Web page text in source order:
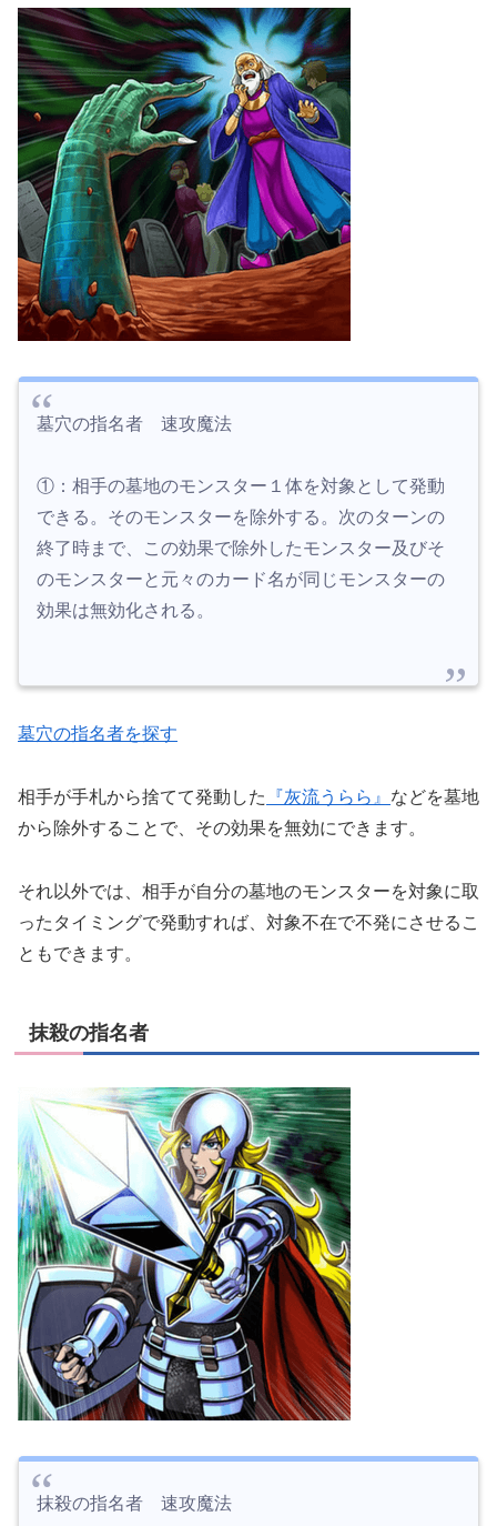
墓穴の指名者 速攻魔法
①：相手の墓地のモンスター１体を対象として発動
できる。そのモンスターを除外する。次のターンの
終了時まで、この効果で除外したモンスター及びそ
のモンスターと元々のカード名が同じモンスターの
効果は無効化される。
墓穴の指名者を探す
相手が手札から捨てて発動した 『灰流うらら』 などを墓地
から除外することで、その効果を無効にできます。
それ以外では、相手が自分の墓地のモンスターを対象に取
ったタイミングで発動すれば、対象不在で不発にさせるこ
ともできます。
抹殺の指名者
抹殺の指名者 速攻魔法